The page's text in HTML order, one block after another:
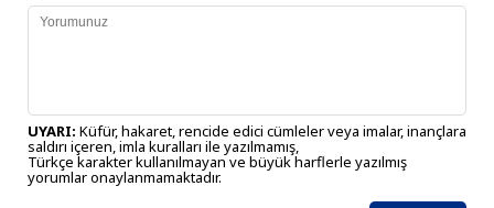
UYARI: Küfür, hakaret, rencide edici cümleler veya imalar, inançlara
saldırı içeren, imla kuralları ile yazılmamış,
Türkçe karakter kullanılmayan ve büyük harflerle yazılmış
yorumlar onaylanmamaktadır.